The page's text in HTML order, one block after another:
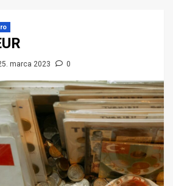
marca 2023 0